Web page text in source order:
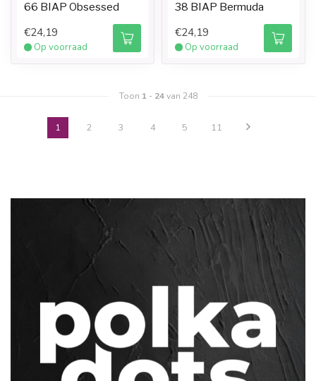
66 BIAP Obsessed
€24,19
Op voorraad
38 BIAP Bermuda
€24,19
Op voorraad
Toon 1- 24van 248
1 2 3 4 5 11